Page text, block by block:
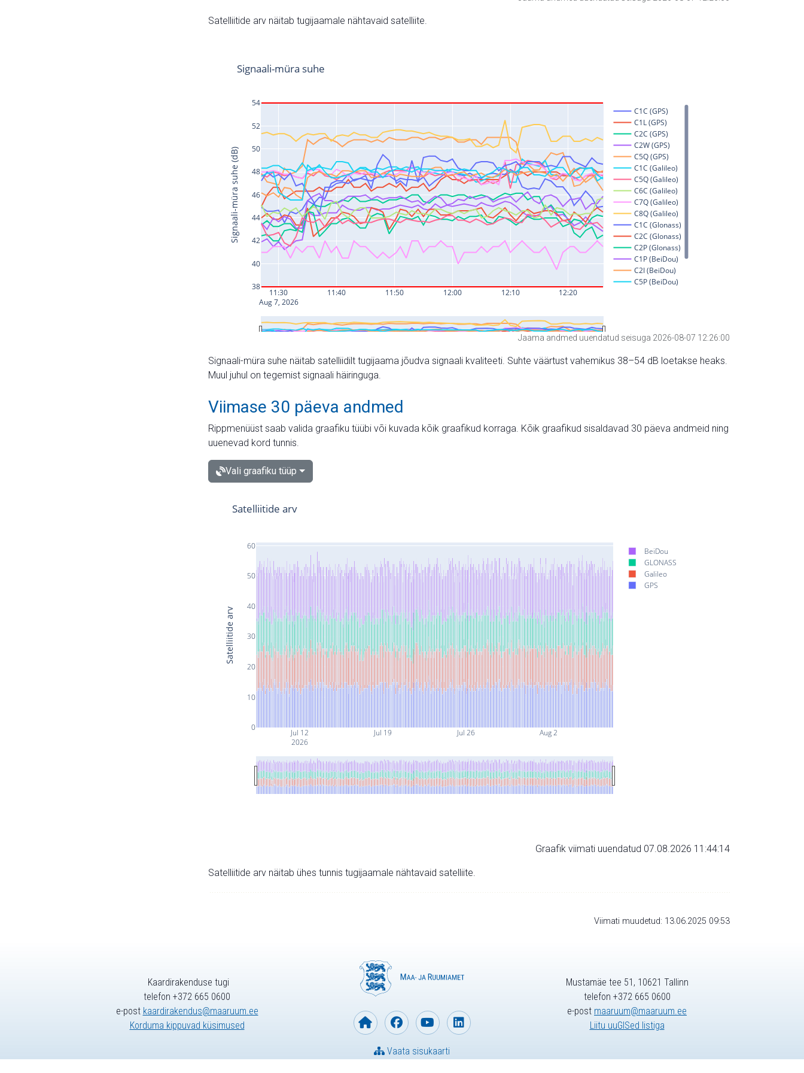
Satelliitide arv näitab tugijaamale nähtavaid satelliite.
Jaama andmed uuendatud seisuga 2026-08-07 12:26:00
Signaali-müra suhe näitab satelliidilt tugijaama jõudva signaali kvaliteeti. Suhte väärtust vahemikus 38–54 dB loetakse heaks.
Muul juhul on tegemist signaali häiringuga.
Viimase 30 päeva andmed
Rippmenüüst saab valida graafiku tüübi või kuvada kõik graafikud korraga. Kõik graafikud sisaldavad 30 päeva andmeid ning
uuenevad kord tunnis.
Vali graafiku tüüp
Jul 12
2026
Jul 19 Jul 26 Aug 2
0
10
20
30
40
50
60
BeiDou
GLONASS
Galileo
GPS
Satelliitide arv
Satelliitide arv
Graafik viimati uuendatud 07.08.2026 11:44:14
Satelliitide arv näitab ühes tunnis tugijaamale nähtavaid satelliite.
Viimati muudetud: 13.06.2025 09:53
Kaardirakenduse tugi
telefon +372 665 0600
e-post kaardirakendus@maaruum.ee
Korduma kippuvad küsimused
Vaata sisukaarti
Mustamäe tee 51, 10621 Tallinn
telefon +372 665 0600
e-post maaruum@maaruum.ee
Liitu uuGISed listiga